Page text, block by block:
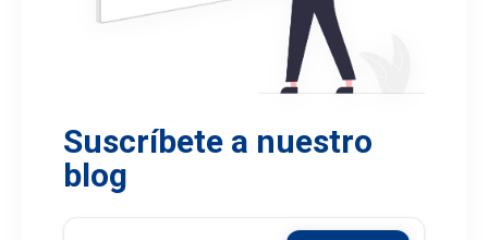
Suscríbete a nuestro
blog